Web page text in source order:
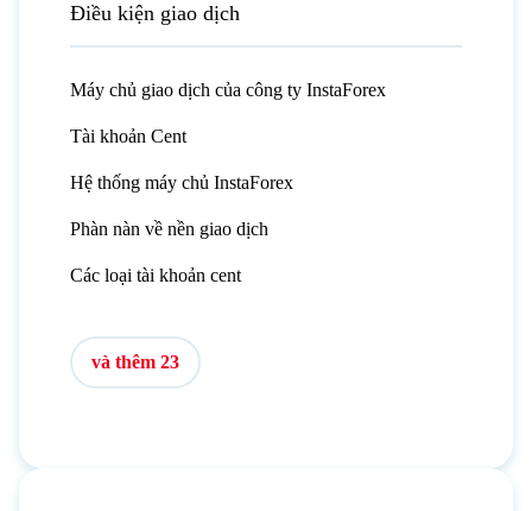
Điều kiện giao dịch
Máy chủ giao dịch của công ty InstaForex
Tài khoản Cent
Hệ thống máy chủ InstaForex
Phàn nàn về nền giao dịch
Các loại tài khoản cent
và thêm 23